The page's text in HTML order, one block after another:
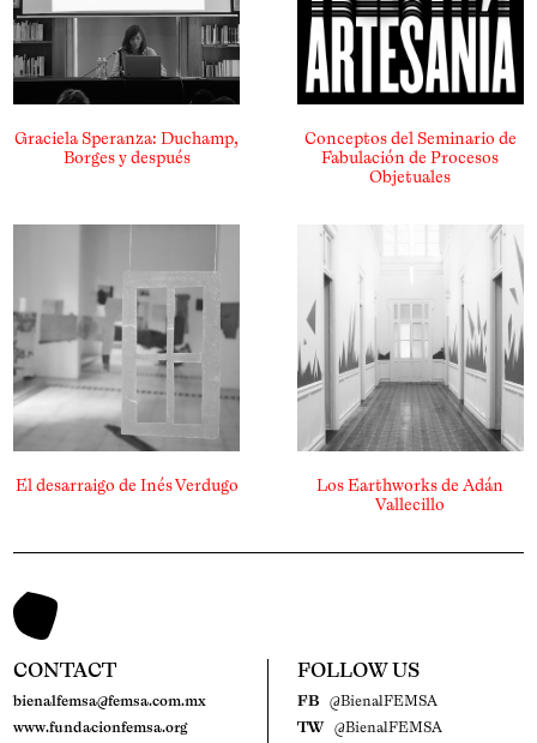
Graciela Speranza: Duchamp,
Borges y después
Conceptos del Seminario de
Fabulación de Procesos
Objetuales
El desarraigo de Inés Verdugo
Los Earthworks de Adán
Vallecillo
CONTACT
bienalfemsa@femsa.com.mx
www.fundacionfemsa.org
FOLLOW US
FB @BienalFEMSA
TW @BienalFEMSA